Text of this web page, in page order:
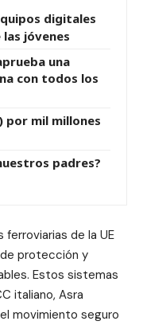
digitales
jóvenes
una
con todos los
por mil millones
padres?
de la UE
protección y
Estos sistemas
italiano, Asra
movimiento seguro